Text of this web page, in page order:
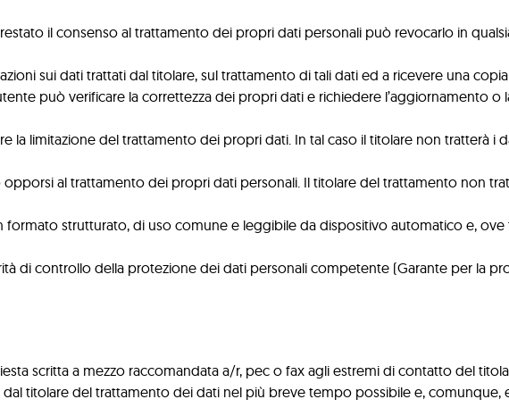
il consenso al trattamento dei propri dati personali può revocarlo in
sui dati trattati dal titolare, sul trattamento di tali dati ed a ricevere una
può verificare la correttezza dei propri dati e richiedere l’aggiornamento o
la limitazione del trattamento dei propri dati. In tal caso il titolare non tratterà i
al trattamento dei propri dati personali. Il titolare del trattamento non
formato strutturato, di uso comune e leggibile da dispositivo automatico e,
di controllo della protezione dei dati personali competente (Garante per la
scritta a mezzo raccomandata a/r, pec o fax agli estremi di contatto del
dal titolare del trattamento dei dati nel più breve tempo possibile e,